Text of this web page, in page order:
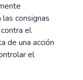
consignas
el
de una acción
el